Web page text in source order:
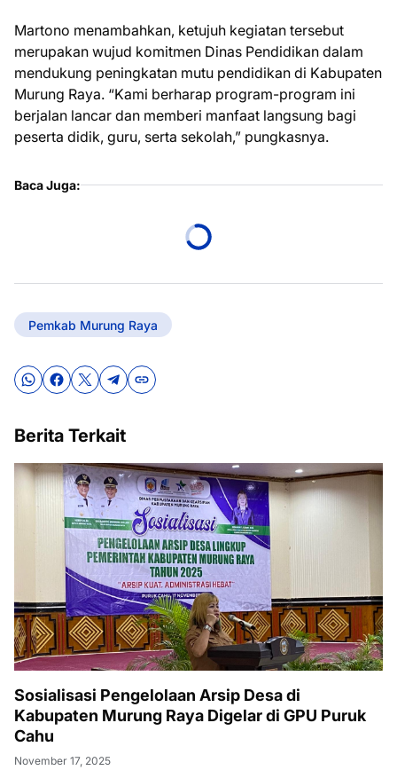
Martono menambahkan, ketujuh kegiatan tersebut
merupakan wujud komitmen Dinas Pendidikan dalam
mendukung peningkatan mutu pendidikan di Kabupaten
Murung Raya. “Kami berharap program-program ini
berjalan lancar dan memberi manfaat langsung bagi
peserta didik, guru, serta sekolah,” pungkasnya.
Baca Juga:
Pemkab Murung Raya
Berita Terkait
Sosialisasi Pengelolaan Arsip Desa di
Kabupaten Murung Raya Digelar di GPU Puruk
Cahu
November 17, 2025